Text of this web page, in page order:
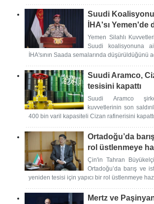
Suudi
İHA'sı Yemen'de
Yemen Silahlı
Suudi koalisyonuna
İHA'sının Saada semalarında düşürüldüğünü
Suudi Aramco,
tesisini kapattı
Suudi Aramco
kuvvetlerinin son
400 bin varil kapasiteli Cizan rafinerisini
Ortadoğu’da
rol üstlenmeye
Çin'in Tahran
Ortadoğu’da barış ve
yeniden tesisi için yapıcı bir rol üstlenmeye
Mertz ve